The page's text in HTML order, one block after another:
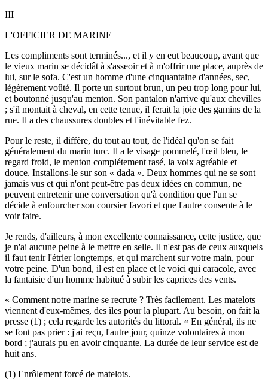
III
L'OFFICIER DE MARINE
Les compliments sont terminés..., et il y en eut beaucoup, avant que
le vieux marin se décidât à s'asseoir et à m'offrir une place, auprès de
lui, sur le sofa. C'est un homme d'une cinquantaine d'années, sec,
légèrement voûté. Il porte un surtout brun, un peu trop long pour lui,
et boutonné jusqu'au menton. Son pantalon n'arrive qu'aux chevilles
; s'il montait à cheval, en cette tenue, il ferait la joie des gamins de la
rue. Il a des chaussures doubles et l'inévitable fez.
Pour le reste, il diffère, du tout au tout, de l'idéal qu'on se fait
généralement du marin turc. Il a le visage pommelé, l'œil bleu, le
regard froid, le menton complétement rasé, la voix agréable et
douce. Installons-le sur son « dada ». Deux hommes qui ne se sont
jamais vus et qui n'ont peut-être pas deux idées en commun, ne
peuvent entretenir une conversation qu'à condition que l'un se
décide à enfourcher son coursier favori et que l'autre consente à le
voir faire.
Je rends, d'ailleurs, à mon excellente connaissance, cette justice, que
je n'ai aucune peine à le mettre en selle. Il n'est pas de ceux auxquels
il faut tenir l'étrier longtemps, et qui marchent sur votre main, pour
votre peine. D'un bond, il est en place et le voici qui caracole, avec
la fantaisie d'un homme habitué à subir les caprices des vents.
« Comment notre marine se recrute ? Très facilement. Les matelots
viennent d'eux-mêmes, des îles pour la plupart. Au besoin, on fait la
presse (1) ; cela regarde les autorités du littoral. « En général, ils ne
se font pas prier : j'ai reçu, l'autre jour, quinze volontaires à mon
bord ; j'aurais pu en avoir cinquante. La durée de leur service est de
huit ans.
(1) Enrôlement forcé de matelots.